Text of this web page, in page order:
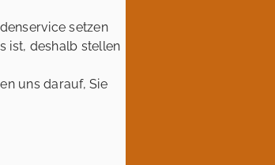
setzen
ist, deshalb stellen
uns darauf, Sie